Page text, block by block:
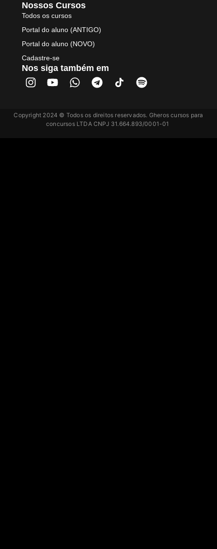
Nossos Cursos
Todos os cursos
Portal do aluno (ANTIGO)
Portal do aluno (NOVO)
Cadastre-se
Nos siga também em
Copyright 2024 © Todos os direitos reservados. Gheros cursos para
concursos LTDA CNPJ 31.664.893/0001-01